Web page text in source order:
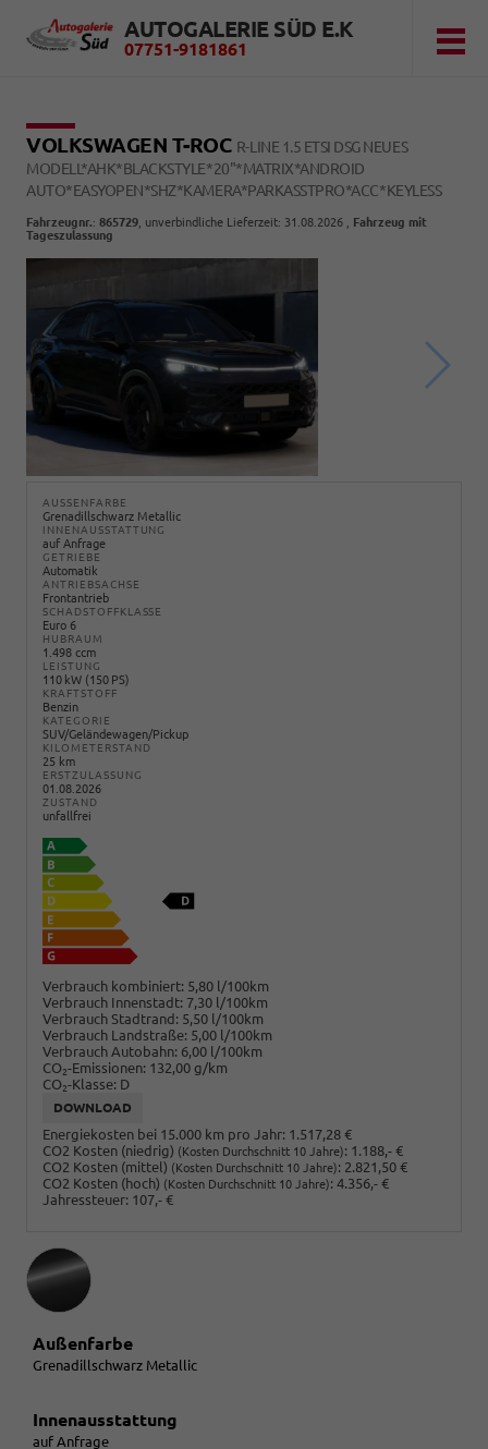
AUTOGALERIE SÜD E.K
07751-9181861
VOLKSWAGEN T-ROC R-LINE 1.5 ETSI DSG NEUES
MODELL*AHK*BLACKSTYLE*20"*MATRIX*ANDROID
AUTO*EASYOPEN*SHZ*KAMERA*PARKASSTPRO*ACC*KEYLESS
Fahrzeugnr.: 865729 , unverbindliche Lieferzeit: 31.08.2026
Fahrzeug mit
Tageszulassung
AUSSENFARBE
Grenadillschwarz Metallic
INNENAUSSTATTUNG
auf Anfrage
GETRIEBE
Automatik
ANTRIEBSACHSE
Frontantrieb
SCHADSTOFFKLASSE
Euro 6
HUBRAUM
1.498 ccm
LEISTUNG
110 kW (150 PS)
KRAFTSTOFF
Benzin
KATEGORIE
SUV/Geländewagen/Pickup
KILOMETERSTAND
25 km
ERSTZULASSUNG
01.08.2026
ZUSTAND
unfallfrei
Verbrauch kombiniert: 5,80 l/100km
Verbrauch Innenstadt: 7,30 l/100km
Verbrauch Stadtrand: 5,50 l/100km
Verbrauch Landstraße: 5,00 l/100km
Verbrauch Autobahn: 6,00 l/100km
CO2-Emissionen: 132,00 g/km
CO2-Klasse: D
DOWNLOAD
Energiekosten bei 15.000 km pro Jahr: 1.517,28 €
CO2 Kosten (niedrig) (Kosten Durchschnitt 10 Jahre): 1.188,- €
CO2 Kosten (mittel) (Kosten Durchschnitt 10 Jahre): 2.821,50 €
CO2 Kosten (hoch) (Kosten Durchschnitt 10 Jahre): 4.356,- €
Jahressteuer: 107,- €
Außenfarbe
Grenadillschwarz Metallic
Innenausstattung
auf Anfrage